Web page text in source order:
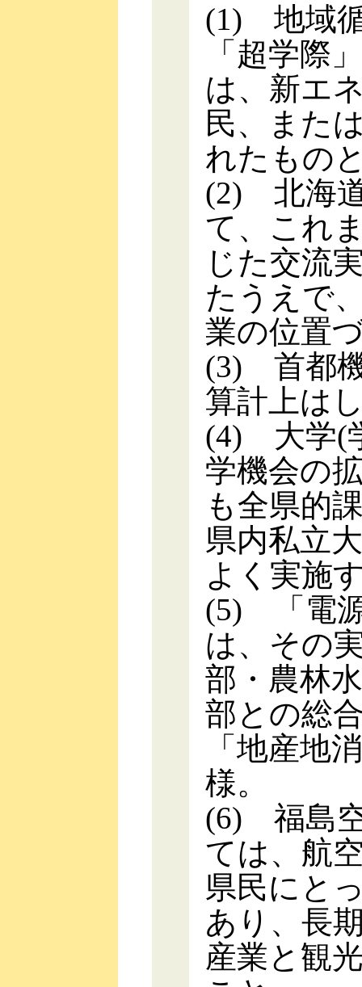
(1) 地域
「超学際
は、新エ
民、また
れたもの
(2) 北海
て、これ
じた交流
たうえで
業の位置
(3) 首都
算計上は
(4) 大学(
学機会の
も全県的
県内私立
よく実施
(5) 「電
は、その
部・農林
部との総
「地産地
様。
(6) 福島
ては、航
県民にと
あり、長
産業と観